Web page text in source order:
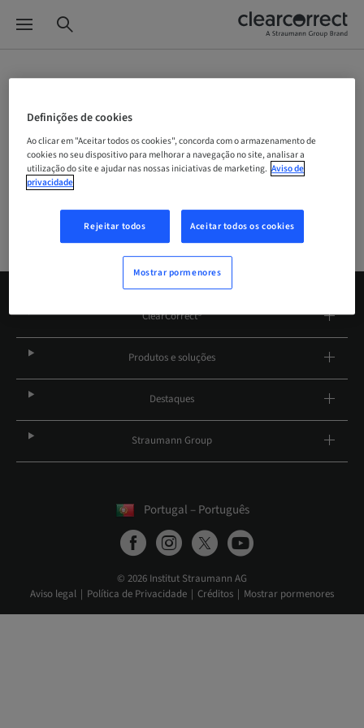
Empresa
ClearCorrect®
Produtos e soluções
Destaques
Straumann Group
Portugal – Português
© 2026 Institut Straumann AG
Aviso legal
Política de Privacidade Créditos Mostrar pormenores
Definições de cookies
Ao clicar em "Aceitar todos os cookies", concorda com o armazenamento de
cookies no seu dispositivo para melhorar a navegação no site, analisar a
utilização do site e ajudar nas nossas iniciativas de marketing. Aviso de
privacidade
Rejeitar todos Aceitar todos os cookies
Mostrar pormenores